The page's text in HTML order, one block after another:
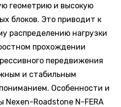
геометрию и высокую
блоков. Это приводит к
распределению нагрузки
прохождении
передвижения
и стабильным
Особенности и
Roadstone N-FERA